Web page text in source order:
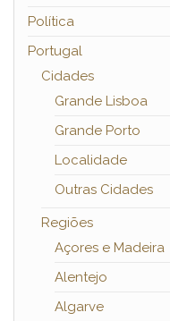
Política
Portugal
Cidades
Grande Lisboa
Grande Porto
Localidade
Outras Cidades
Regiões
Açores e Madeira
Alentejo
Algarve